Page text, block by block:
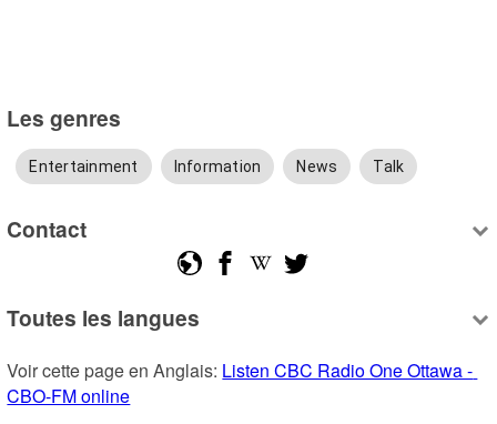
Les genres
Entertainment Information News Talk
Contact
Toutes les langues
Voir cette page en Anglais: Listen CBC Radio One Ottawa -
CBO-FM online